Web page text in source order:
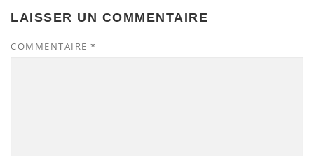
LAISSER UN COMMENTAIRE
COMMENTAIRE *